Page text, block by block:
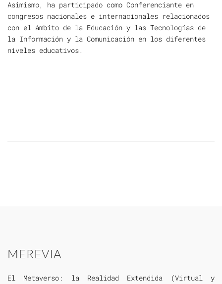
Asimismo, ha participado como Conferenciante en
congresos nacionales e internacionales relacionados
con el ámbito de la Educación y las Tecnologías de
la Información y la Comunicación en los diferentes
niveles educativos.
MEREVIA
El Metaverso: la Realidad Extendida (Virtual y